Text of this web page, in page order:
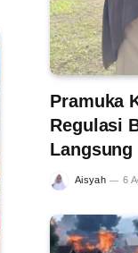
Pramuka
Regulasi
Langsung
Aisyah 6